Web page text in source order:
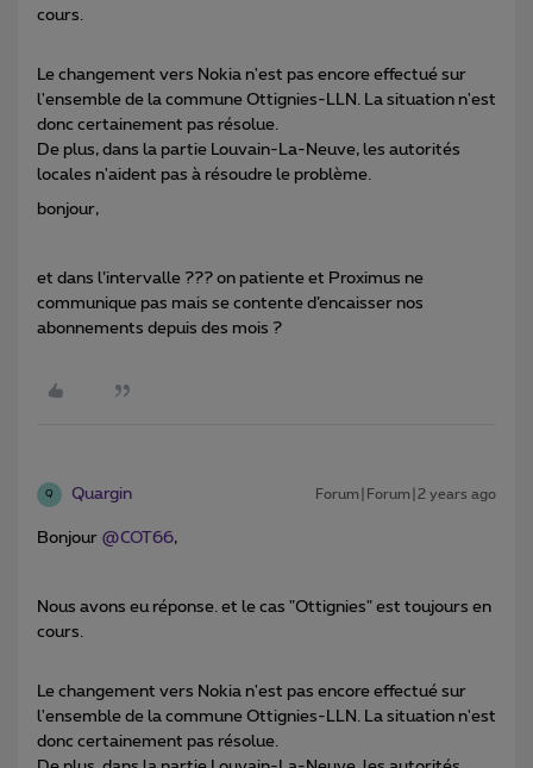
cours.
Le changement vers Nokia n'est pas encore effectué sur
l'ensemble de la commune Ottignies-LLN. La situation n'est
donc certainement pas résolue.
De plus, dans la partie Louvain-La-Neuve, les autorités
locales n'aident pas à résoudre le problème.
bonjour,
et dans l’intervalle ??? on patiente et Proximus ne
communique pas mais se contente d’encaisser nos
abonnements depuis des mois ?
Q Quargin Forum|Forum|2 years ago
Bonjour @COT66,
Nous avons eu réponse. et le cas "Ottignies" est toujours en
cours.
Le changement vers Nokia n'est pas encore effectué sur
l'ensemble de la commune Ottignies-LLN. La situation n'est
donc certainement pas résolue.